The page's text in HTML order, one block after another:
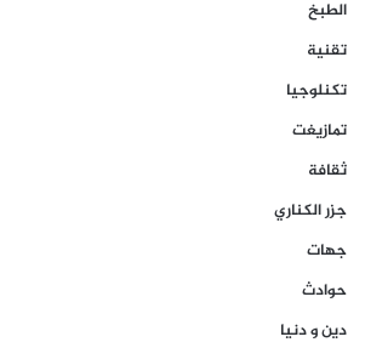
الطبخ
تقنية
تكنلوجيا
تمازيغت
ثقافة
جزر الكناري
جهات
حوادث
دين و دنيا